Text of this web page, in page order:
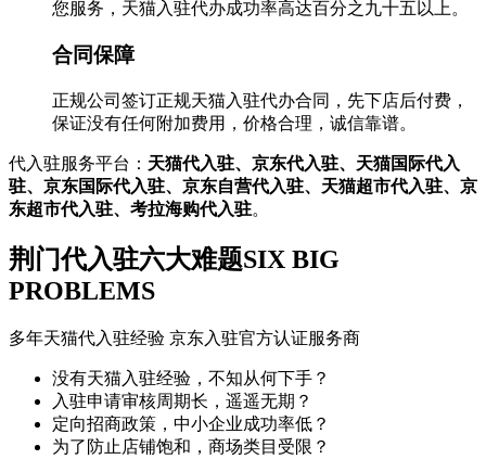
您服务，天猫入驻代办成功率高达百分之九十五以上。
合同保障
正规公司签订正规天猫入驻代办合同，先下店后付费，
保证没有任何附加费用，价格合理，诚信靠谱。
代入驻服务平台： 天猫代入驻、京东代入驻、天猫国际代入
驻、京东国际代入驻、京东自营代入驻、天猫超市代入驻、京
东超市代入驻、考拉海购代入驻。
荆门代入驻六大难题SIX BIG
PROBLEMS
多年天猫代入驻经验 京东入驻官方认证服务商
没有天猫入驻经验，不知从何下手？
入驻申请审核周期长，遥遥无期？
定向招商政策，中小企业成功率低？
为了防止店铺饱和，商场类目受限？